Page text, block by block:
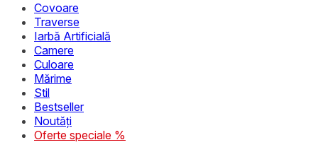
Covoare
Traverse
Iarbă Artificială
Camere
Culoare
Mărime
Stil
Bestseller
Noutăți
Oferte speciale %
stochează date care permit identificarea persoanei.
preferată sau regiunea în care se află utilizatorul.
Statistică